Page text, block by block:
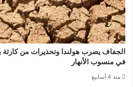
الجفاف يضرب هولندا وتحذيرات من
في منسوب الأنهار
منذ 4 أسابيع